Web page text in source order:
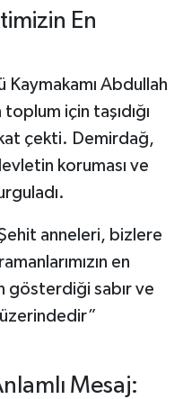
En
Abdullah
için taşıdığı
çekti. Demirdağ,
koruması ve
anneleri, bizlere
en
gösterdiği sabır ve
Mesaj: